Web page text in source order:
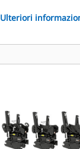
Il sensore di
livellamento
SecureLock™
dei sensori
Ulteriori